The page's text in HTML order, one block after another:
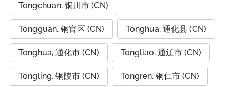
Tongchuan, 铜川市 (CN)
Tongguan, 铜官区 (CN) Tonghua, 通化县 (CN)
Tonghua, 通化市 (CN) Tongliao, 通辽市 (CN)
Tongling, 铜陵市 (CN) Tongren, 铜仁市 (CN)